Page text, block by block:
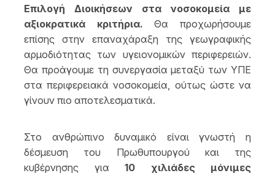
Επιλογή Διοικήσεων στα νοσοκομεία με
αξιοκρατικά κριτήρια. Θα προχωρήσουμε
επίσης στην επαναχάραξη της γεωγραφικής
αρμοδιότητας των υγειονομικών περιφερειών.
Θα προάγουμε τη συνεργασία μεταξύ των ΥΠΕ
στα περιφερειακά νοσοκομεία, ούτως ώστε να
γίνουν πιο αποτελεσματικά.
Στο ανθρώπινο δυναμικό είναι γνωστή η
δέσμευση του Πρωθυπουργού και της
κυβέρνησης για 10 χιλιάδες μόνιμες